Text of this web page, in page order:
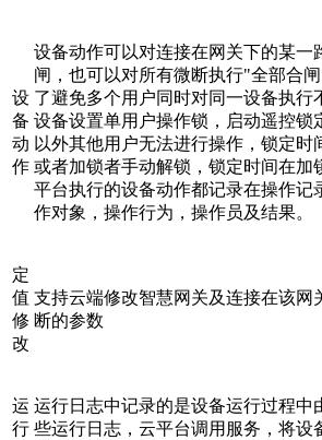
设
备
动
作
设备动作可以对连接在网关下的某一
闸，也可以对所有微断执行"全部合
了避免多个用户同时对同一设备执行
设备设置单用户操作锁，启动遥控锁
以外其他用户无法进行操作，锁定时
或者加锁者手动解锁，锁定时间在加
平台执行的设备动作都记录在操作记
作对象，操作行为，操作员及结果。
定
值
修
改
支持云端修改智慧网关及连接在该网
断的参数
运
行
运行日志中记录的是设备运行过程中
些运行日志，云平台调用服务，将设